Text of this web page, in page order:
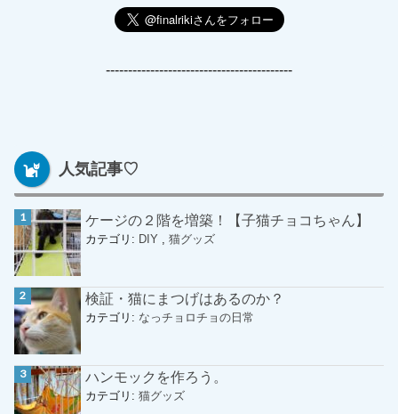
------------------------------------------
人気記事♡
ケージの２階を増築！【子猫チョコちゃん】
カテゴリ: DIY ,猫グッズ
検証・猫にまつげはあるのか？
カテゴリ: なっチョロチョの日常
ハンモックを作ろう。
カテゴリ:猫グッズ